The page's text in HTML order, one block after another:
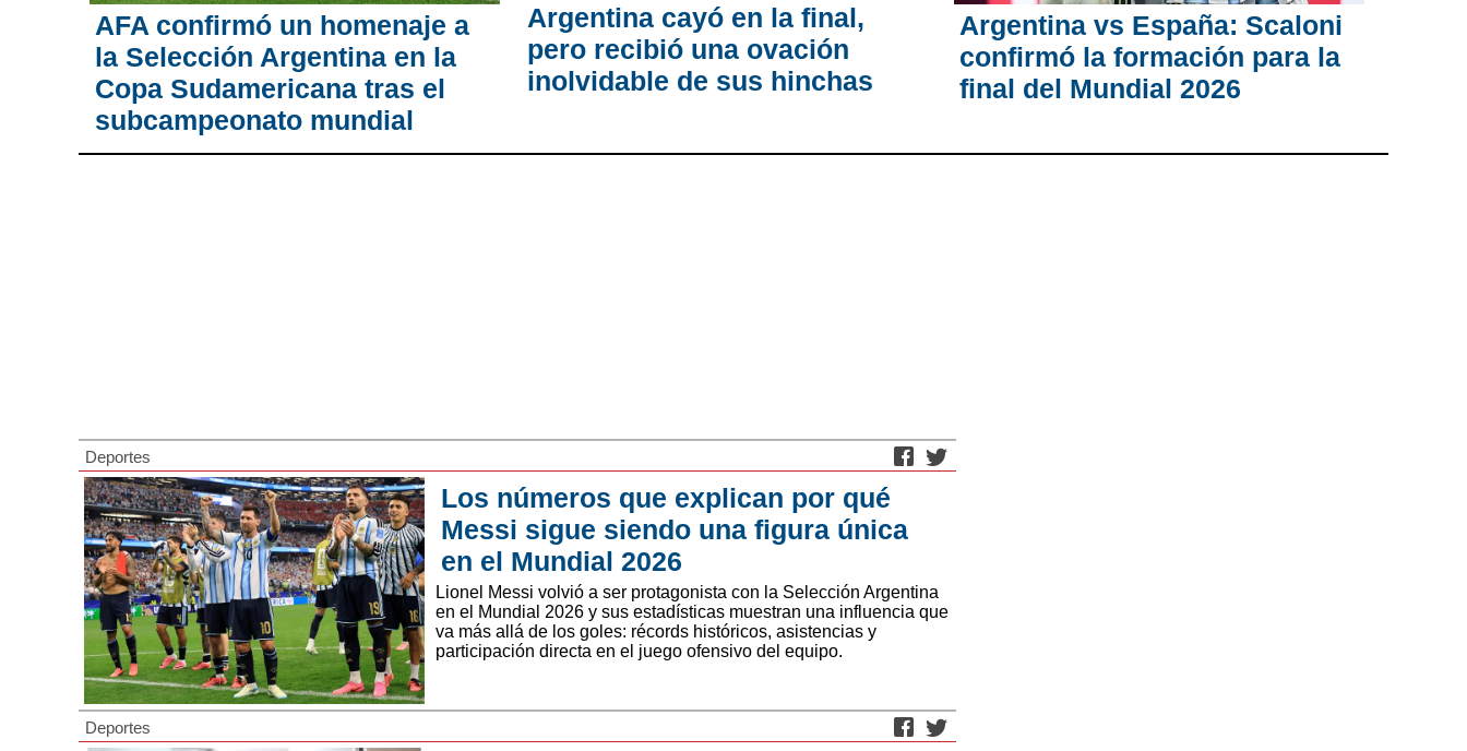
AFA confirmó un homenaje a
la Selección Argentina en la
Copa Sudamericana tras el
subcampeonato mundial
Argentina cayó en la final,
pero recibió una ovación
inolvidable de sus hinchas
Argentina vs España: Scaloni
confirmó la formación para la
final del Mundial 2026
Deportes
Los números que explican por qué
Messi sigue siendo una figura única
en el Mundial 2026
Lionel Messi volvió a ser protagonista con la Selección Argentina
en el Mundial 2026 y sus estadísticas muestran una influencia que
va más allá de los goles: récords históricos, asistencias y
participación directa en el juego ofensivo del equipo.
Deportes